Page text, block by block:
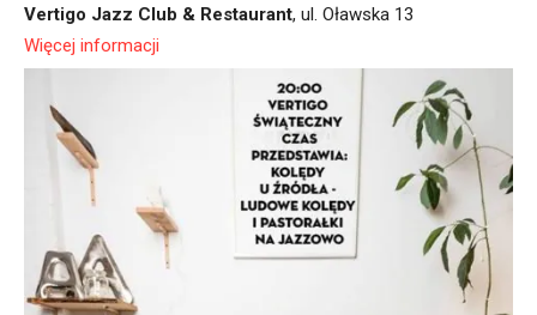
Vertigo Jazz Club & Restaurant, ul. Oławska 13
Więcej informacji